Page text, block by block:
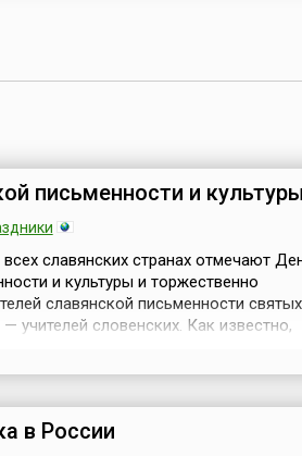
письменности и культуры
славянских странах отмечают
и культуры и торжественно
славянской письменности святых
учителей словенских. Как известно,
и славянскую азбуку...
в России